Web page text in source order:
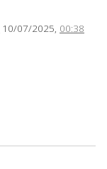
10/07/2025, 00:38